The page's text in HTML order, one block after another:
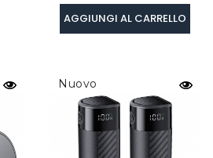
AGGIUNGI AL CARRELLO
Nuovo